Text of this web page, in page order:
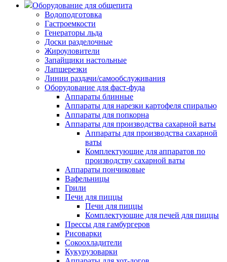
Оборудование для общепита
Водоподготовка
Гастроемкости
Генераторы льда
Доски разделочные
Жироуловители
Запайщики настольные
Лапшерезки
Линии раздачи/самообслуживания
Оборудование для фаст-фуда
Аппараты блинные
Аппараты для нарезки картофеля спиралью
Аппараты для попкорна
Аппараты для производства сахарной ваты
Аппараты для производства сахарной
ваты
Комплектующие для аппаратов по
производству сахарной ваты
Аппараты пончиковые
Вафельницы
Грили
Печи для пиццы
Печи для пиццы
Комплектующие для печей для пиццы
Прессы для гамбургеров
Рисоварки
Сокоохладители
Кукурузоварки